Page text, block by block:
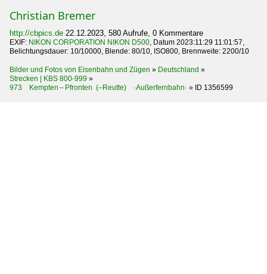
Christian Bremer
http://cbpics.de 22.12.2023, 580 Aufrufe, 0 Kommentare
EXIF: NIKON CORPORATION NIKON D500, Datum 2023:11:29 11:01:57,
Belichtungsdauer: 10/10000, Blende: 80/10, ISO800, Brennweite: 2200/10
Bilder und Fotos von Eisenbahn und Zügen » Deutschland »
Strecken | KBS 800-999 »
973 Kempten – Pfronten (–Reutte) ·Außerfernbahn· » ID 1356599